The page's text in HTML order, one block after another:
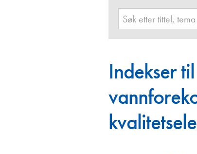
Retningslinjer for skriving i VANN
Indekser